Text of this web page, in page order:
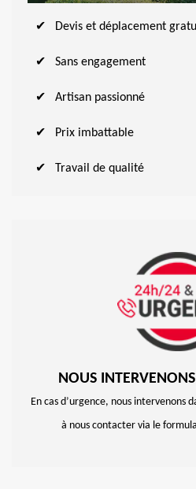
Devis et déplacement
Sans engagement
Artisan passionné
Prix imbattable
Travail de qualité
NOUS
En cas d’urgence, nous intervenons
à nous contacter via le